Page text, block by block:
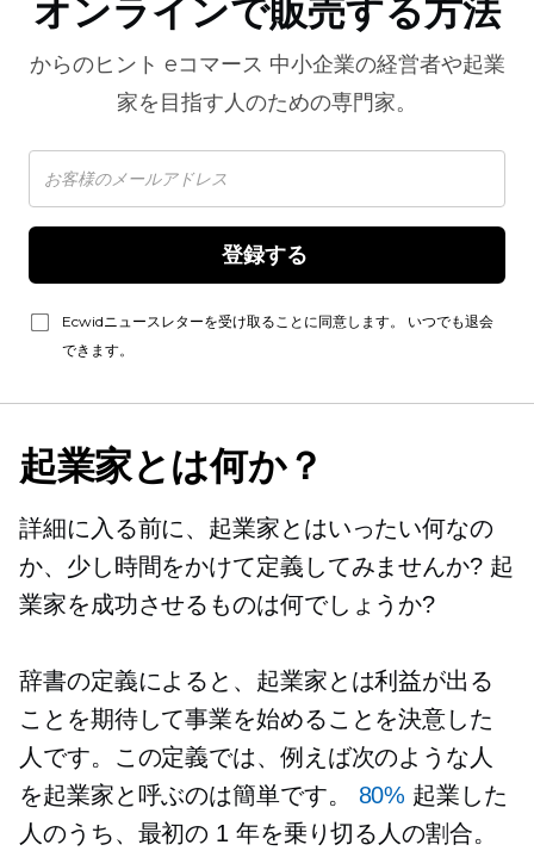
オンラインで販売する方法
からのヒント eコマース 中小企業の経営者や起業
家を目指す人のための専門家。
Ecwidニュースレターを受け取ることに同意します。 いつでも退会
できます。
起業家とは何か？
詳細に入る前に、起業家とはいったい何なの
か、少し時間をかけて定義してみませんか? 起
業家を成功させるものは何でしょうか?
辞書の定義によると、起業家とは利益が出る
ことを期待して事業を始めることを決意した
人です。この定義では、例えば次のような人
を起業家と呼ぶのは簡単です。 80% 起業した
人のうち、最初の 1 年を乗り切る人の割合。